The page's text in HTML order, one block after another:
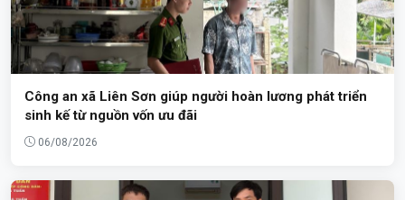
Công an xã Liên Sơn giúp người hoàn lương phát triển
sinh kế từ nguồn vốn ưu đãi
06/08/2026